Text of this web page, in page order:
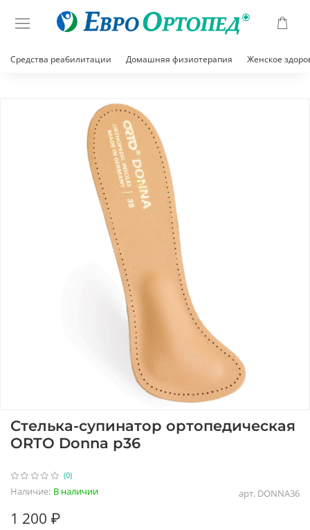
Средства реабилитации Домашняя физиотерапия Женское
(0)
арт. DONNA36
Наличие: В наличии
Стелька-супинатор ортопедическая
ORTO Donna р36
1 200 ₽